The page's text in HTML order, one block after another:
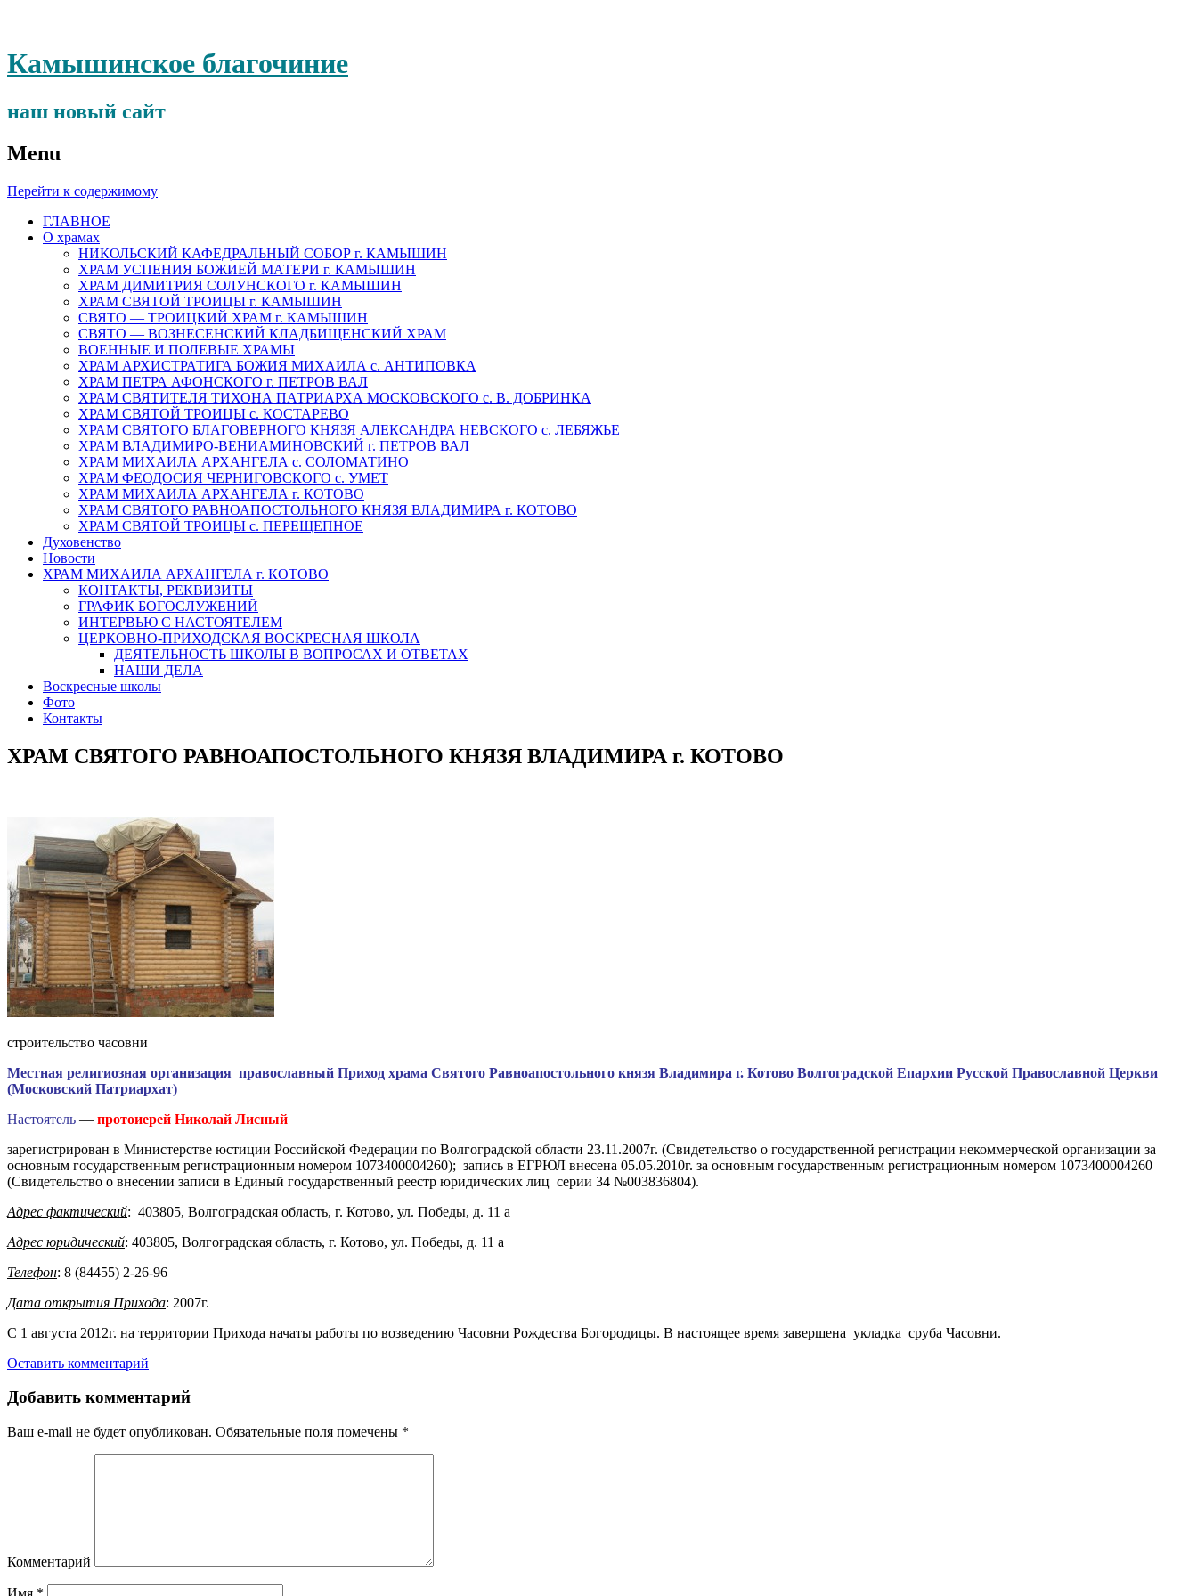
Камышинское благочиние
наш новый сайт
Menu
Перейти к содержимому
ГЛАВНОЕ
О храмах
НИКОЛЬСКИЙ КАФЕДРАЛЬНЫЙ СОБОР г. КАМЫШИН
ХРАМ УСПЕНИЯ БОЖИЕЙ МАТЕРИ г. КАМЫШИН
ХРАМ ДИМИТРИЯ СОЛУНСКОГО г. КАМЫШИН
ХРАМ СВЯТОЙ ТРОИЦЫ г. КАМЫШИН
СВЯТО — ТРОИЦКИЙ ХРАМ г. КАМЫШИН
СВЯТО — ВОЗНЕСЕНСКИЙ КЛАДБИЩЕНСКИЙ ХРАМ
ВОЕННЫЕ И ПОЛЕВЫЕ ХРАМЫ
ХРАМ АРХИСТРАТИГА БОЖИЯ МИХАИЛА с. АНТИПОВКА
ХРАМ ПЕТРА АФОНСКОГО г. ПЕТРОВ ВАЛ
ХРАМ СВЯТИТЕЛЯ ТИХОНА ПАТРИАРХА МОСКОВСКОГО с. В. ДОБРИНКА
ХРАМ СВЯТОЙ ТРОИЦЫ с. КОСТАРЕВО
ХРАМ СВЯТОГО БЛАГОВЕРНОГО КНЯЗЯ АЛЕКСАНДРА НЕВСКОГО с. ЛЕБЯЖЬЕ
ХРАМ ВЛАДИМИРО-ВЕНИАМИНОВСКИЙ г. ПЕТРОВ ВАЛ
ХРАМ МИХАИЛА АРХАНГЕЛА с. СОЛОМАТИНО
ХРАМ ФЕОДОСИЯ ЧЕРНИГОВСКОГО с. УМЕТ
ХРАМ МИХАИЛА АРХАНГЕЛА г. КОТОВО
ХРАМ СВЯТОГО РАВНОАПОСТОЛЬНОГО КНЯЗЯ ВЛАДИМИРА г. КОТОВО
ХРАМ СВЯТОЙ ТРОИЦЫ с. ПЕРЕЩЕПНОЕ
Духовенство
Новости
ХРАМ МИХАИЛА АРХАНГЕЛА г. КОТОВО
КОНТАКТЫ, РЕКВИЗИТЫ
ГРАФИК БОГОСЛУЖЕНИЙ
ИНТЕРВЬЮ С НАСТОЯТЕЛЕМ
ЦЕРКОВНО-ПРИХОДСКАЯ ВОСКРЕСНАЯ ШКОЛА
ДЕЯТЕЛЬНОСТЬ ШКОЛЫ В ВОПРОСАХ И ОТВЕТАХ
НАШИ ДЕЛА
Воскресные школы
Фото
Контакты
ХРАМ СВЯТОГО РАВНОАПОСТОЛЬНОГО КНЯЗЯ ВЛАДИМИРА г. КОТОВО
строительство часовни
Местная религиозная организация православный Приход храма Святого Равноапостольного князя Владимира г. Котово Волгоградской Епархии Русской Православной Церкви
(Московский Патриархат)
Настоятель — протоиерей Николай Лисный
зарегистрирован в Министерстве юстиции Российской Федерации по Волгоградской области 23.11.2007г. (Свидетельство о государственной регистрации некоммерческой организации за
основным государственным регистрационным номером 1073400004260); запись в ЕГРЮЛ внесена 05.05.2010г. за основным государственным регистрационным номером 1073400004260
(Свидетельство о внесении записи в Единый государственный реестр юридических лиц серии 34 №003836804).
Адрес фактический: 403805, Волгоградская область, г. Котово, ул. Победы, д. 11 а
Адрес юридический: 403805, Волгоградская область, г. Котово, ул. Победы, д. 11 а
Телефон: 8 (84455) 2-26-96
Дата открытия Прихода: 2007г.
С 1 августа 2012г. на территории Прихода начаты работы по возведению Часовни Рождества Богородицы. В настоящее время завершена укладка сруба Часовни.
Оставить комментарий
Добавить комментарий
Ваш e-mail не будет опубликован. Обязательные поля помечены *
Комментарий
Имя *